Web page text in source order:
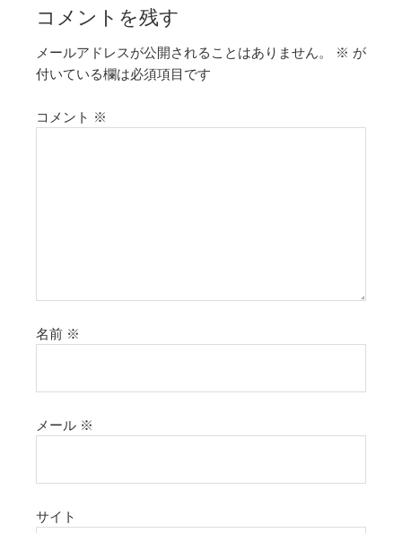
コメントを残す
メールアドレスが公開されることはありません。 ※ が
付いている欄は必須項目です
コメント ※
名前 ※
メール ※
サイト